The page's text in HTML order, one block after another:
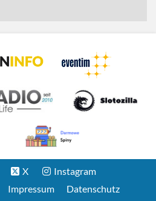
X
Instagram
Impressum
Datenschutz